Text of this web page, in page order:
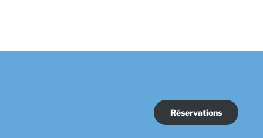
Réservations